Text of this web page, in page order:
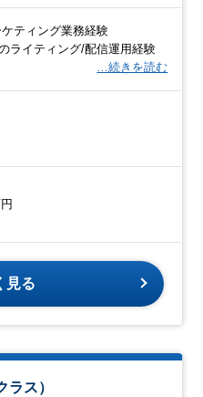
ケティング業務経験
ライティング/配信運用経験
…続きを読む
見る
ラス）